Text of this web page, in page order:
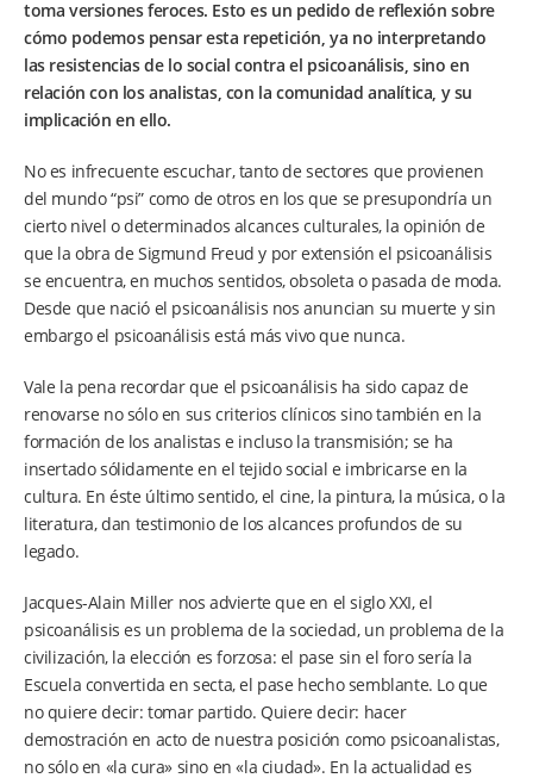
toma versiones feroces. Esto es un pedido de reflexión sobre
cómo podemos pensar esta repetición, ya no interpretando
las resistencias de lo social contra el psicoanálisis, sino en
relación con los analistas, con la comunidad analítica, y su
implicación en ello.
No es infrecuente escuchar, tanto de sectores que provienen
del mundo “psi” como de otros en los que se presupondría un
cierto nivel o determinados alcances culturales, la opinión de
que la obra de Sigmund Freud y por extensión el psicoanálisis
se encuentra, en muchos sentidos, obsoleta o pasada de moda.
Desde que nació el psicoanálisis nos anuncian su muerte y sin
embargo el psicoanálisis está más vivo que nunca.
Vale la pena recordar que el psicoanálisis ha sido capaz de
renovarse no sólo en sus criterios clínicos sino también en la
formación de los analistas e incluso la transmisión; se ha
insertado sólidamente en el tejido social e imbricarse en la
cultura. En éste último sentido, el cine, la pintura, la música, o la
literatura, dan testimonio de los alcances profundos de su
legado.
Jacques-Alain Miller nos advierte que en el siglo XXI, el
psicoanálisis es un problema de la sociedad, un problema de la
civilización, la elección es forzosa: el pase sin el foro sería la
Escuela convertida en secta, el pase hecho semblante. Lo que
no quiere decir: tomar partido. Quiere decir: hacer
demostración en acto de nuestra posición como psicoanalistas,
no sólo en «la cura» sino en «la ciudad». En la actualidad es